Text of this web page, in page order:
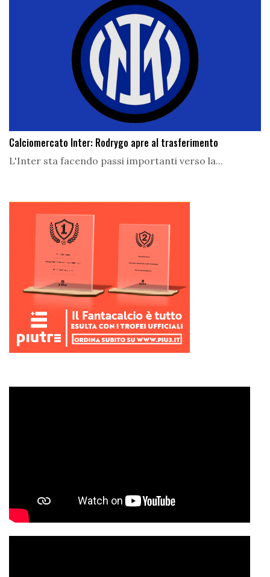
Calciomercato Inter: Rodrygo apre al trasferimento
L'Inter sta facendo passi importanti verso la...